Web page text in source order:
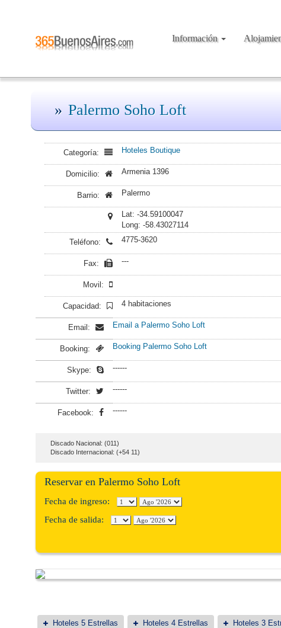
Información
Palermo Soho Loft
Categoría: Hoteles Boutique
Domicilio: Armenia 1396
Barrio: Palermo
Lat: -34.59100047
Long: -58.43027114
Teléfono:
4775-3620
Fax: ---
Movil:
Capacidad: 4 habitaciones
Email: Email a Palermo Soho Loft
Booking: Booking Palermo Soho Loft
Skype: ------
Twitter: ------
Facebook: ------
Discado Nacional: (011)
Discado Internacional: (+54 11)
Reservar en Palermo Soho Loft
Fecha de ingreso:
Fecha de salida:
Hoteles 5 Estrellas Hoteles 4 Estrellas Hoteles 3